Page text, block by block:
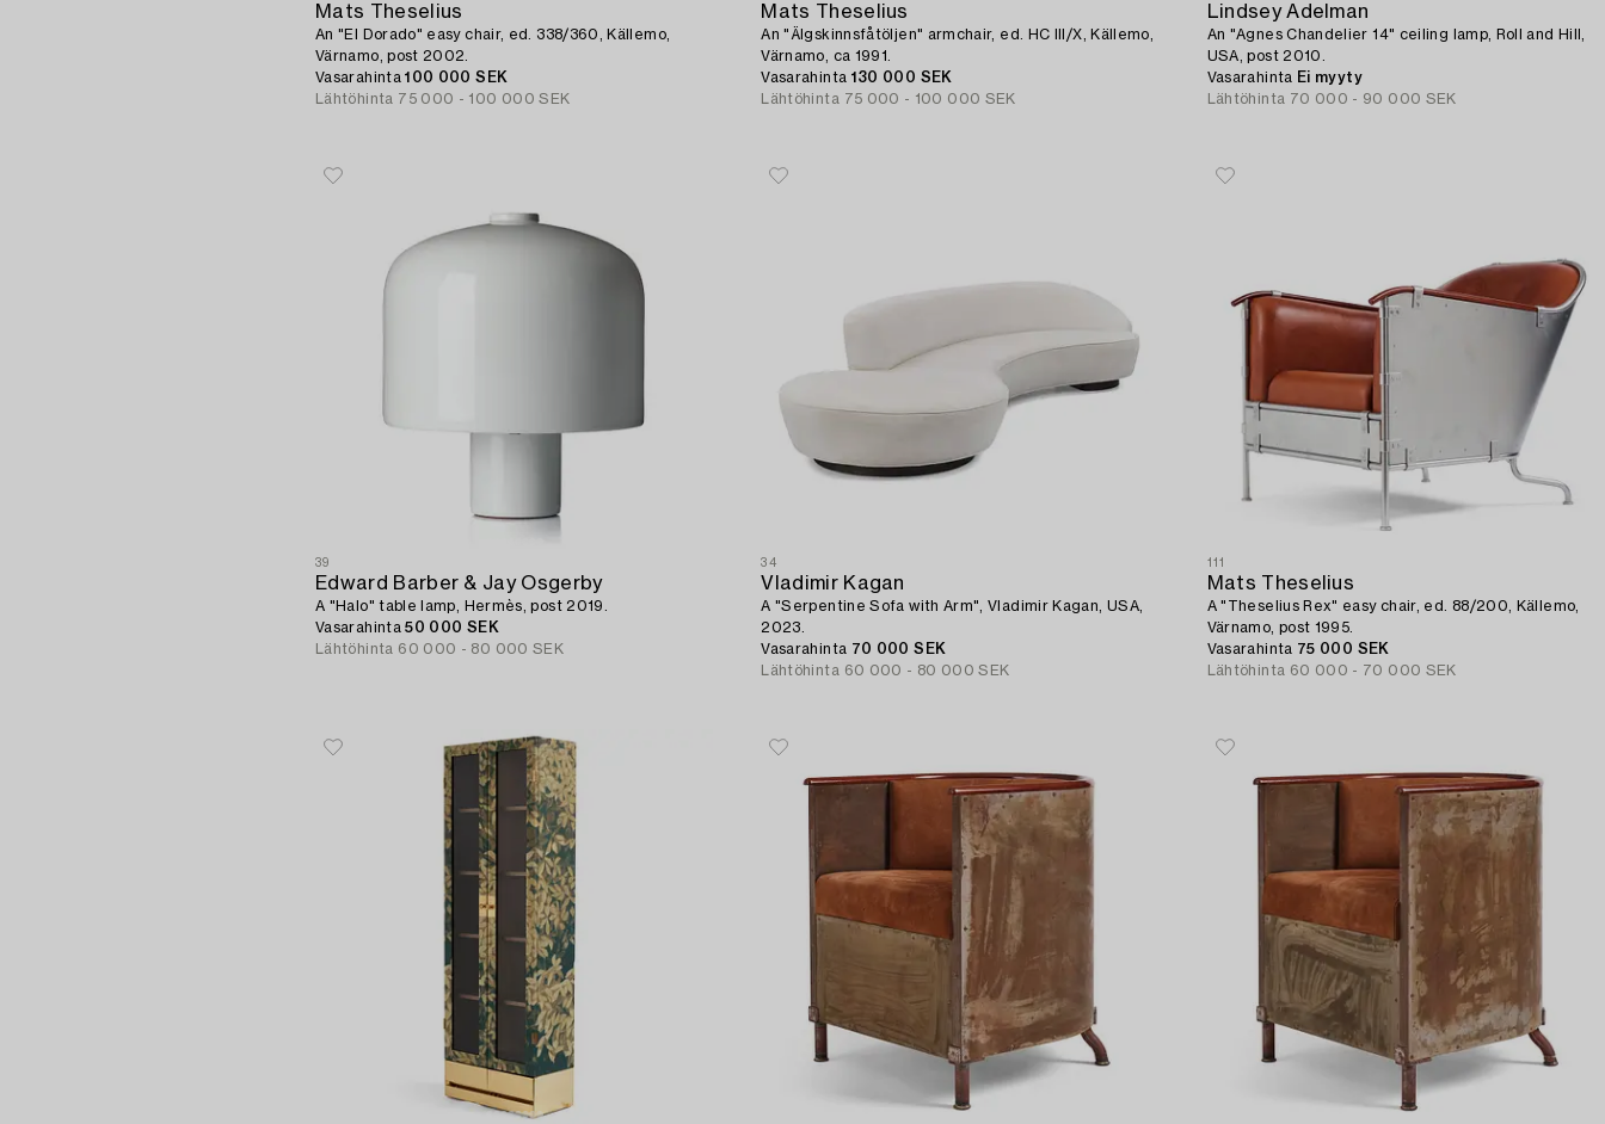
Mats Theselius
An "El Dorado" easy chair, ed. 338/360, Källemo,
Värnamo, post 2002.
Vasarahinta100 000 SEK
Lähtöhinta 75 000 - 100 000 SEK
Mats Theselius
An "Älgskinnsfåtöljen" armchair, ed. HC III/X, Källemo,
Värnamo, ca 1991.
Vasarahinta 130 000 SEK
Lähtöhinta 75 000 - 100 000 SEK
Lindsey Adelman
An "Agnes Chandelier 14" ceiling lamp, Roll and Hill,
USA, post 2010.
Vasarahinta Ei myyty
Lähtöhinta 70 000 - 90 000 SEK
39
Edward Barber & Jay Osgerby
A "Halo" table lamp, Hermès, post 2019.
Vasarahinta50 000 SEK
Lähtöhinta 60 000 - 80 000 SEK
34
Vladimir Kagan
A "Serpentine Sofa with Arm", Vladimir Kagan, USA,
2023.
Vasarahinta 70 000 SEK
Lähtöhinta 60 000 - 80 000 SEK
111
Mats Theselius
A "Theselius Rex" easy chair, ed. 88/200, Källemo,
Värnamo, post 1995.
Vasarahinta 75 000 SEK
Lähtöhinta 60 000 - 70 000 SEK